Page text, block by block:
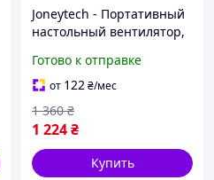
Joneytech - Портативный
настольный вентилятор,
мощный, тихий
вентилятор с
светодиодным дисплеем
Готово к отправке
от 122₴/мес
1 224₴
1 360 ₴
Купить